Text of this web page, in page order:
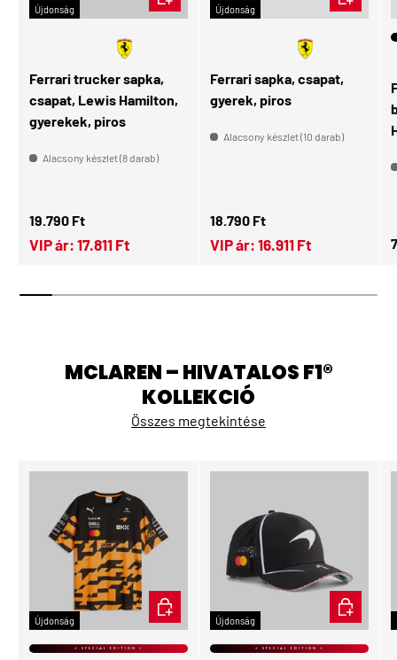
Újdonság
Ferrari trucker sapka,
csapat, Lewis Hamilton,
gyerekek, piros
Alacsony készlet (8 darab)
Normál ár
19.790 Ft
VIP ár: 17.811 Ft
Újdonság
🧑🏻
Ferrari sapka, csapat,
gyerek, piros
Alacsony készlet (10 darab)
Normál ár
18.790 Ft
VIP ár: 16.911 Ft
MCLAREN – HIVATALOS F1®
KOLLEKCIÓ
Összes megtekintése
Újdonság
⭐ SPECIAL EDITION ⭐
ÉRDEKEL
Újdonság
⭐ SPECIAL EDITION ⭐
KOSÁRBA